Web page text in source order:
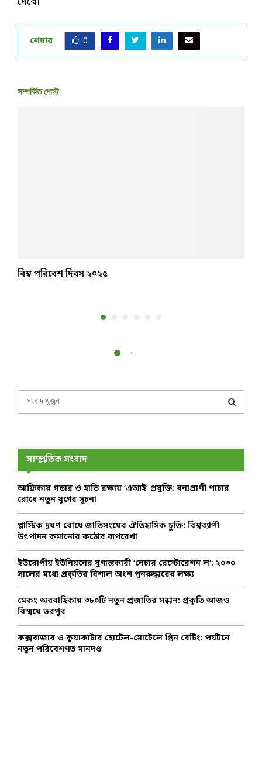
শেয়ার 0
সম্পর্কিত পোস্ট
বিশ্ব পরিবেশ দিবস ২০২৫
f
r
E
A
সাম্প্রতিক সংবাদ
আফ্রিকায় গন্ডার ও হাতি রক্ষায় ‘এআই’ প্রযুক্তি: বন্যপ্রাণী পাচার
রোধে নতুন যুগের সূচনা
প্লাস্টিক দূষণ রোধে জাতিসংঘের ঐতিহাসিক চুক্তি: বিশ্বব্যাপী
উৎপাদন কমানোর কঠোর রূপরেখা
ইউরোপীয় ইউনিয়নের যুগান্তকারী ‘নেচার রেস্টোরেশন ল’: ২০৩০
সালের মধ্যে প্রকৃতির বিশাল অংশ পুনরুদ্ধারের লক্ষ্য
মেকং অববাহিকায় ৩৮০টি নতুন প্রজাতির সন্ধান: প্রকৃতি আজও
বিস্ময়ে ভরপুর
কক্সবাজার ও কুয়াকাটার হোটেল-মোটেলে গ্রিন রেটিং: পর্যটনে
নতুন পরিবেশগত মানদণ্ড